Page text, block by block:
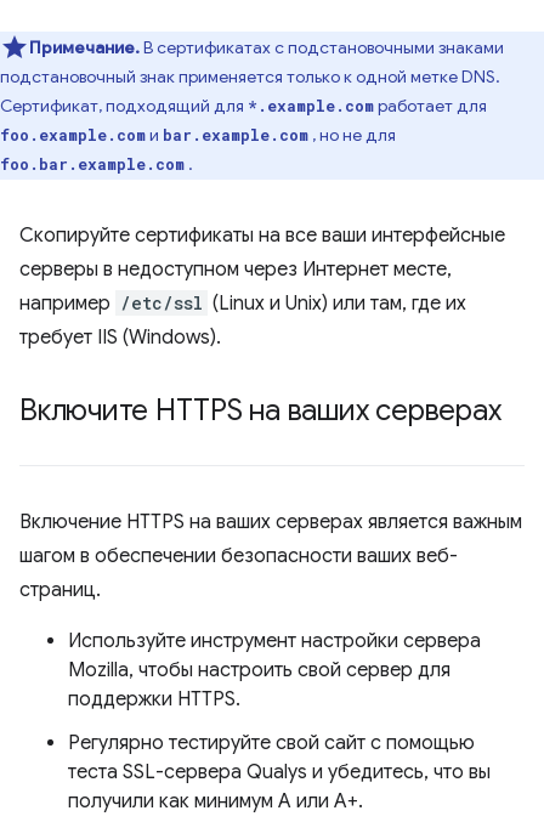
Примечание.В сертификатах с подстановочными знаками
подстановочный знак применяется только к одной метке DNS.
Сертификат, подходящий для *.example.comработает для
foo.example.comи bar.example.com , но не для
foo.bar.example.com .
Скопируйте сертификаты на все ваши интерфейсные
серверы в недоступном через Интернет месте,
например /etc/ssl (Linux и Unix) или там, где их
требует IIS (Windows).
Включите HTTPS на ваших серверах
Включение HTTPS на ваших серверах является важным
шагом в обеспечении безопасности ваших веб-
страниц.
Используйте инструмент настройки сервера
Mozilla, чтобы настроить свой сервер для
поддержки HTTPS.
Регулярно тестируйте свой сайт с помощью
теста SSL-сервера Qualys и убедитесь, что вы
получили как минимум A или A+.